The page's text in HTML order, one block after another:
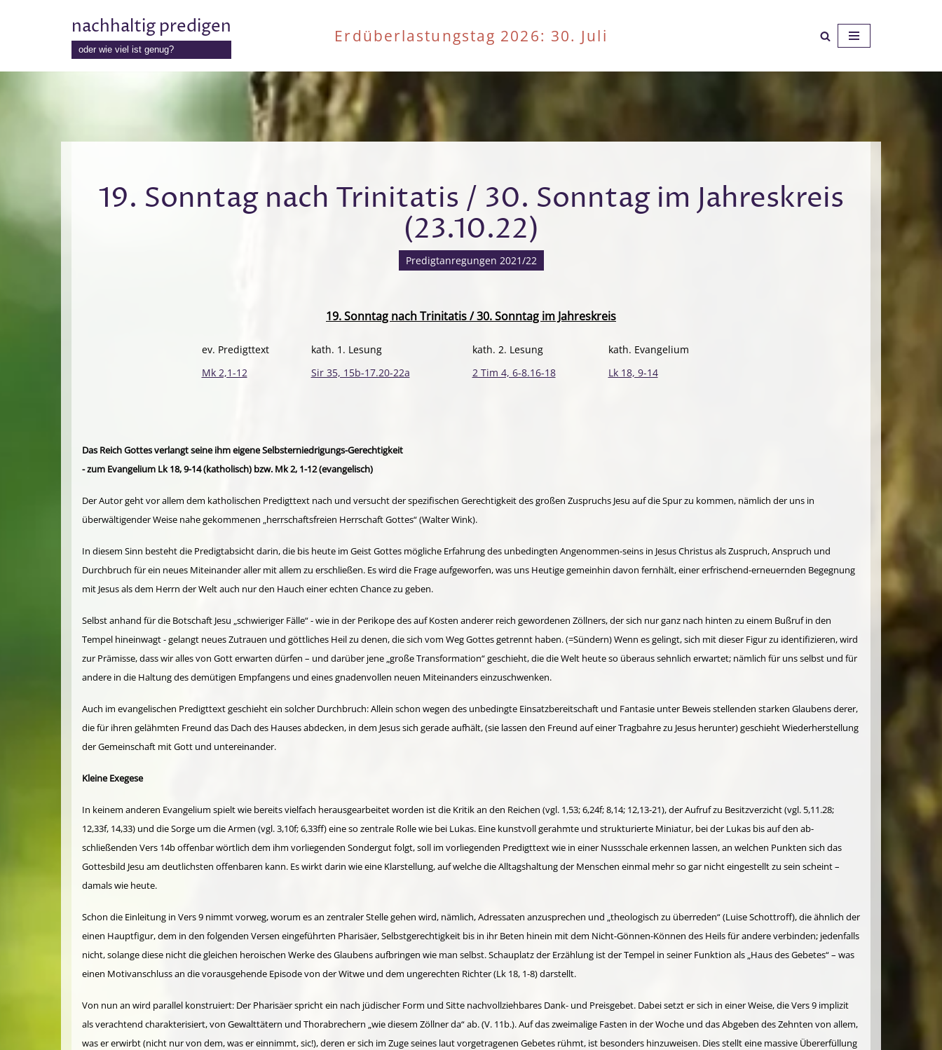
springen
nachhaltig predigen
oder wie viel ist genug?
Erdüberlastungstag 2026: 30. Juli
19. Sonntag nach Trinitatis / 30. Sonntag im Jahreskreis
(23.10.22)
Predigtanregungen 2021/22
19. Sonntag nach Trinitatis / 30. Sonntag im Jahreskreis
ev. Predigttext kath. 1. Lesung kath. 2. Lesung
kath. Evangelium
Mk 2,1-12
Sir 35, 15b-17.20-22a 2 Tim 4, 6-8.16-18 Lk 18, 9-14
Das Reich Gottes verlangt seine ihm eigene Selbsterniedrigungs-Gerechtigkeit
- zum Evangelium Lk 18, 9-14 (katholisch) bzw. Mk 2, 1-12 (evangelisch)
Der Autor geht vor allem dem katholischen Predigttext nach und versucht der spezifischen Gerechti­gkeit des großen Zuspruchs Jesu auf die Spur zu kommen, nämlich der uns in
überwältigender Weise nahe gekommenen „herrschaftsfreien Herrschaft Gottes“ (Walter Wink).
In diesem Sinn besteht die Predigtabsicht darin, die bis heute im Geist Gottes mögliche Erfahrung des unbedingten Ange­nommen-seins in Jesus Christus als Zuspruch, Anspruch und
Durchbruch für ein neues Miteinander aller mit allem zu er­schließen. Es wird die Frage aufgeworfen, was uns Heutige gemeinhin davon fernhält, einer er­frisch­end-erneuernden Begegnung
mit Jesus als dem Herrn der Welt auch nur den Hauch einer echten Chance zu geben.
Selbst anhand für die Botschaft Jesu „schwieriger Fälle“ - wie in der Perikope des auf Kosten anderer reich gewor­denen Zöll­ners, der sich nur ganz nach hinten zu einem Bußruf in den
Tempel hinein­wagt - gelangt neues Zutrauen und göttliches Heil zu denen, die sich vom Weg Gottes getrennt haben. (=Sündern) Wenn es gelingt, sich mit dieser Figur zu identifizie­ren, wird
zur Prämisse, dass wir alles von Gott erwarten dürfen – und darüber jene „große Trans­formation“ geschieht, die die Welt heute so überaus sehnlich erwartet; nämlich für uns selbst und für
andere in die Haltung des demü­tigen Empfangens und eines gnadenvollen neuen Miteinanders einzuschwenken.
Auch im evan­gelischen Predigt­text geschieht ein solcher Durchbruch: Allein schon wegen des un­bedingte Einsatz­bereit­schaft und Fantasie unter Beweis stellenden starken Glaubens derer,
die für ihren gelähm­ten Freund das Dach des Hauses abdecken, in dem Jesus sich gerade aufhält, (sie lassen den Freund auf einer Tragbahre zu Jesus herunter) geschieht Wiederherstellung
der Gemein­schaft mit Gott und untereinander.
Kleine Exegese
In keinem anderen Evangelium spielt wie bereits vielfach herausgearbeitet worden ist die Kritik an den Reichen (vgl. 1,53; 6,24f; 8,14; 12,13-21), der Aufruf zu Besitzverzicht (vgl. 5,11.28;
12,33f, 14,33) und die Sorge um die Armen (vgl. 3,10f; 6,33ff) eine so zentrale Rolle wie bei Lukas. Eine kunstvoll gerahmte und strukturierte Miniatur, bei der Lukas bis auf den ab­
schließenden Vers 14b offenbar wörtlich dem ihm vorliegenden Sondergut folgt, soll im vorliegen­den Predigttext wie in einer Nuss­schale erkennen lassen, an welchen Punkten sich das
Gottesbild Jesu am deutlichsten offen­baren kann. Es wirkt darin wie eine Klarstellung, auf welche die Alltagshaltung der Menschen einmal mehr so gar nicht eingestellt zu sein scheint –
damals wie heute.
Schon die Einleitung in Vers 9 nimmt vorweg, worum es an zentraler Stelle gehen wird, nämlich, Adress­aten anzusprechen und „theologisch zu überreden“ (Luise Schottroff), die ähnlich der
einen Haupt­figur, dem in den folgenden Versen eingeführten Pharisäer, Selbstgerechtigkeit bis in ihr Beten hinein mit dem Nicht-Gönnen-Können des Heils für andere verbinden; jedenfalls
nicht, solange diese nicht die gleichen heroischen Werke des Glaubens aufbringen wie man selbst. Schau­platz der Erzählung ist der Tempel in seiner Funktion als „Haus des Gebetes“ – was
einen Motiv­anschluss an die vorausgehende Episode von der Witwe und dem ungerechten Richter (Lk 18, 1-8) darstellt.
Von nun an wird parallel konstruiert: Der Pharisäer spricht ein nach jüdischer Form und Sitte nachvollziehbares Dank- und Preisgebet. Dabei setzt er sich in einer Weise, die Vers 9 im­pli­zit
als verachtend charakterisiert, von Gewalttätern und Thorabrechern „wie diesem Zöll­ner da“ ab. (V. 11b.). Auf das zweimalige Fasten in der Woche und das Abgeben des Zehnten von allem,
was er erwirbt (nicht nur von dem, was er einnimmt, sic!), deren er sich im Zuge seines laut vorgetragenen Gebetes rühmt, ist besonders hinzuweisen. Dies stellt eine massive Übererfüllung